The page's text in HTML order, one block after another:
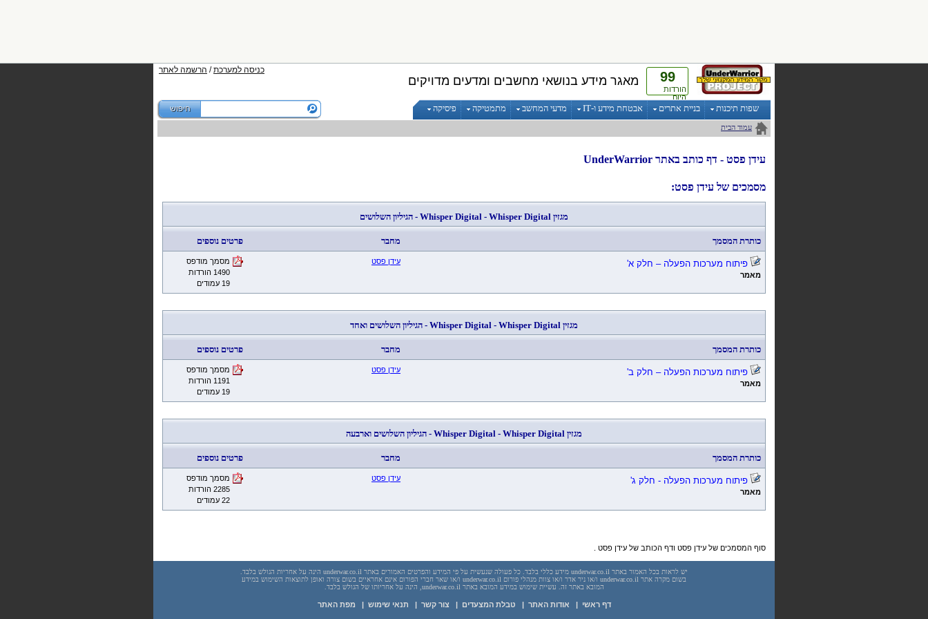
99
הורדות
היום
מאגר מידע בנושאי מחשבים ומדעים מדויקים
כניסה למערכת/ הרשמה לאתר
שפות תיכנות בניית אתרים אבטחת מידע ו-IT מדעי המחשב מתמטיקה פיסיקה
עמוד הבית
עידן פסט - דף כותב באתר UnderWarrior
מסמכים של עידן פסט:
מגזין Digital
Whisper
-
Digital
Whisper - הגיליון השלושים
כותרת המסמך מחבר פרטים נוספים
פיתוח מערכות הפעלה – חלק א'
מאמר
עידן פסט
מסמך מודפס
1490 הורדות
19 עמודים
מגזין Digital
Whisper
-
Digital
Whisper - הגיליון השלושים ואחד
כותרת המסמך מחבר פרטים נוספים
פיתוח מערכות הפעלה – חלק ב'
מאמר
עידן פסט
מסמך מודפס
1191 הורדות
19 עמודים
מגזין Digital
Whisper
-
Digital
Whisper - הגיליון השלושים וארבעה
כותרת המסמך מחבר פרטים נוספים
פיתוח מערכות הפעלה - חלק ג'
מאמר
עידן פסט
מסמך מודפס
2285 הורדות
22 עמודים
סוף המסמכים של עידן פסט ודף הכותב של עידן פסט .
יש לראות בכל האמור באתר underwar.co.il מידע כללי בלבד. כל פעולה שנעשית על פי המידע והפרטים האמורים באתר underwar.co.il הינה על אחריות הגולש בלבד.
בשום מקרה אתר underwar.co.il ו/או ניר אדר ו/או צוות מנהלי פורום underwar.co.il ו/או שאר חברי הפורום אינם אחראיים בשום צורה ואופן לתוצאות השימוש במידע
המובא באתר זה. עשיית שימוש במידע המובא באתר underwar.co.il, הינה על אחריותו של הגולש בלבד.
דף ראשי אודות האתר טבלת המצעדים צור קשר תנאי שימוש מפת האתר